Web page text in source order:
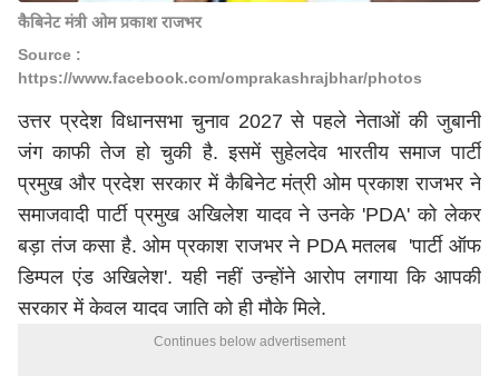
कैबिनेट मंत्री ओम प्रकाश राजभर
Source :
https://www.facebook.com/omprakashrajbhar/photos
उत्तर प्रदेश विधानसभा चुनाव 2027 से पहले नेताओं की जुबानी
जंग काफी तेज हो चुकी है. इसमें सुहेलदेव भारतीय समाज पार्टी
प्रमुख और प्रदेश सरकार में कैबिनेट मंत्री ओम प्रकाश राजभर ने
समाजवादी पार्टी प्रमुख अखिलेश यादव ने उनके 'PDA' को लेकर
बड़ा तंज कसा है. ओम प्रकाश राजभर ने PDA मतलब 'पार्टी ऑफ
डिम्पल एंड अखिलेश'. यही नहीं उन्होंने आरोप लगाया कि आपकी
सरकार में केवल यादव जाति को ही मौके मिले.
Continues below advertisement